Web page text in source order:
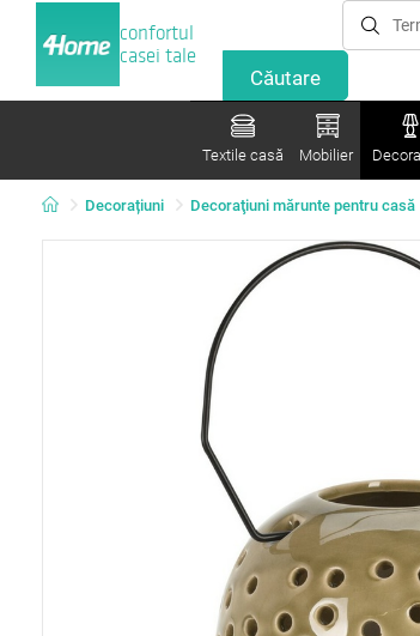
confortul
casei tale
Textile casă Mobilier
Decorațiuni Decoraţiuni mărunte pentru casă